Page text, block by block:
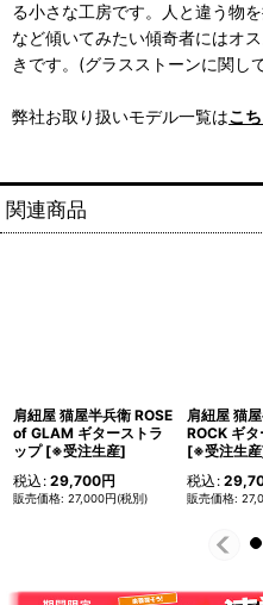
る小さな工房です。人と違う物
など傾いてみたい傾奇者にはオ
きです。(グラスストーンに関し
弊社お取り扱いモデル一覧はこ
関連商品
肩紐屋 猫屋半兵衛 ROSE
of GLAM ギターストラ
ップ [※受注生産]
27,000円(税別)
税込 : 29,700円
肩紐屋 猫
ROCK ギ
[※受注生産
税込 :